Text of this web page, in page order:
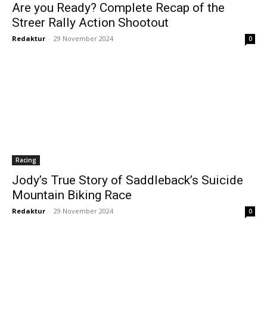
Are you Ready? Complete Recap of the
Streer Rally Action Shootout
Redaktur - 29 November 2024 0
Racing
Jody’s True Story of Saddleback’s Suicide
Mountain Biking Race
Redaktur - 29 November 2024 0